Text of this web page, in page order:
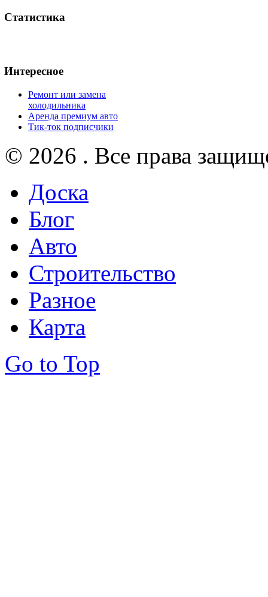
Статистика
Интересное
Ремонт или замена
холодильника
Аренда премиум авто
Тик-ток подписчики
© 2026 . Все права
Доска
Блог
Авто
Строительство
Разное
Карта
Go to Top